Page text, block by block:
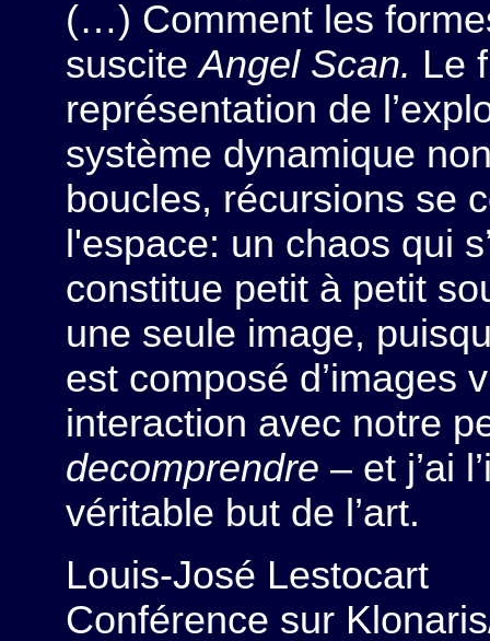
(…) Comment les
susciteAngel Scan. Le
représentation de
système dynamique
boucles, récursions se
l'espace: un chaos qui
constitue petit à petit
une seule image,
est composé d’images
interaction avec notre
decomprendre – et j’ai
véritable but de l’art.
Louis-José Lestocart
Conférence sur